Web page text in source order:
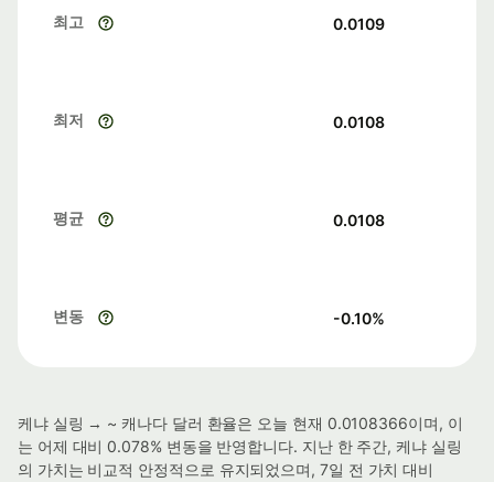
최고 0.0109
최저 0.0108
평균 0.0108
변동 -0.10%
케냐 실링 → ~ 캐나다 달러 환율은 오늘 현재 0.0108366이며, 이
는 어제 대비 0.078% 변동을 반영합니다. 지난 한 주간, 케냐 실링
의 가치는 비교적 안정적으로 유지되었으며, 7일 전 가치 대비